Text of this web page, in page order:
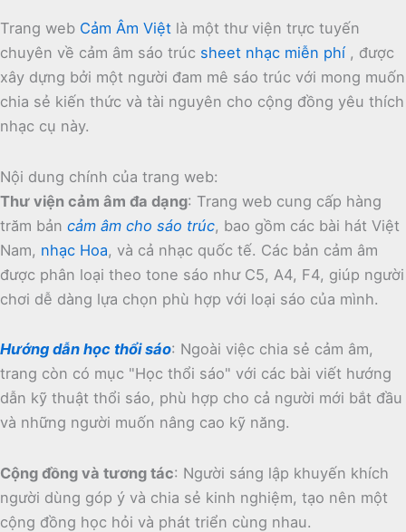
Trang web Cảm Âm Việt là một thư viện trực tuyến
chuyên về cảm âm sáo trúc sheet nhạc miễn phí , được
xây dựng bởi một người đam mê sáo trúc với mong muốn
chia sẻ kiến thức và tài nguyên cho cộng đồng yêu thích
nhạc cụ này.
Nội dung chính của trang web:
Thư viện cảm âm đa dạng: Trang web cung cấp hàng
trăm bản cảm âm cho sáo trúc, bao gồm các bài hát Việt
Nam, nhạc Hoa, và cả nhạc quốc tế. Các bản cảm âm
được phân loại theo tone sáo như C5, A4, F4, giúp người
chơi dễ dàng lựa chọn phù hợp với loại sáo của mình.
Hướng dẫn học thổi sáo: Ngoài việc chia sẻ cảm âm,
trang còn có mục "Học thổi sáo" với các bài viết hướng
dẫn kỹ thuật thổi sáo, phù hợp cho cả người mới bắt đầu
và những người muốn nâng cao kỹ năng.
Cộng đồng và tương tác: Người sáng lập khuyến khích
người dùng góp ý và chia sẻ kinh nghiệm, tạo nên một
cộng đồng học hỏi và phát triển cùng nhau.